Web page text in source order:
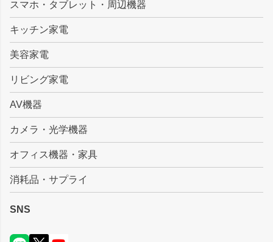
スマホ・タブレット・周辺機器
キッチン家電
美容家電
リビング家電
AV機器
カメラ・光学機器
オフィス機器・家具
消耗品・サプライ
SNS